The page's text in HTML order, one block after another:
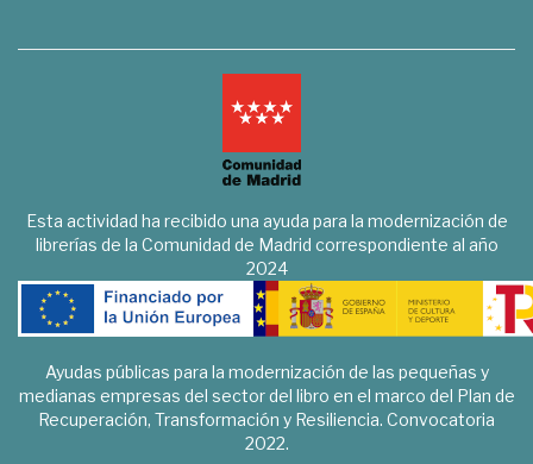
Esta actividad ha recibido una ayuda para la modernización de
librerías de la Comunidad de Madrid correspondiente al año
2024
Ayudas públicas para la modernización de las pequeñas y
medianas empresas del sector del libro en el marco del Plan de
Recuperación, Transformación y Resiliencia. Convocatoria
2022.